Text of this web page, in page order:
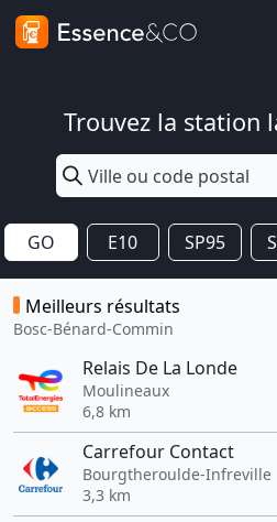
Trouvez la station
GO E10 SP95
Meilleurs résultats
Bosc-Bénard-Commin
Relais De La Londe
Moulineaux
6,8 km
Carrefour Contact
Bourgtheroulde-Infreville
3,3 km